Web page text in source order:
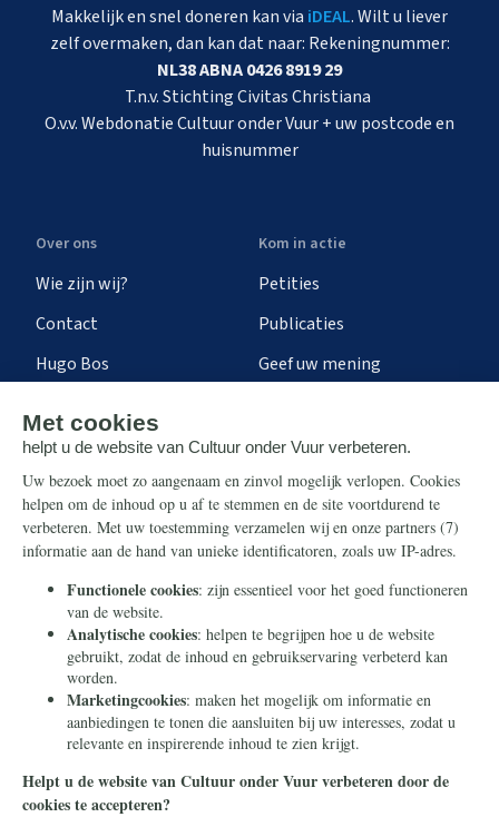
Makkelijk en snel doneren kan via iDEAL. Wilt u liever
zelf overmaken, dan kan dat naar: Rekeningnummer:
NL38 ABNA 0426 8919 29
T.n.v. Stichting Civitas Christiana
O.v.v. Webdonatie Cultuur onder Vuur + uw postcode en
huisnummer
Over ons
Wie zijn wij?
Contact
Hugo Bos
Kom in actie
Petities
Publicaties
Geef uw mening
Steun ons
Nieuwsbrief
Eenmalig
Maandelijks
Periodiek
Nalaten
Zelf overschrijven
Info
Contact
Ontvang onze Telegram-
berichten